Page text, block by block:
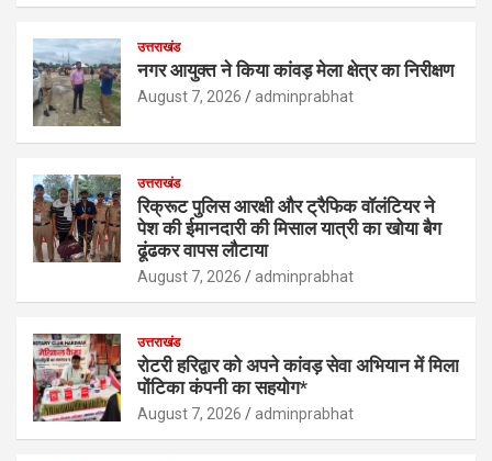
उत्तराखंड
नगर आयुक्त ने किया कांवड़ मेला क्षेत्र का निरीक्षण
August 7, 2026 adminprabhat
उत्तराखंड
रिक्रूट पुलिस आरक्षी और ट्रैफिक वॉलंटियर ने
पेश की ईमानदारी की मिसाल यात्री का खोया बैग
ढूंढकर वापस लौटाया
August 7, 2026 adminprabhat
उत्तराखंड
रोटरी हरिद्वार को अपने कांवड़ सेवा अभियान में मिला
पोंटिका कंपनी का सहयोग*
August 7, 2026 adminprabhat